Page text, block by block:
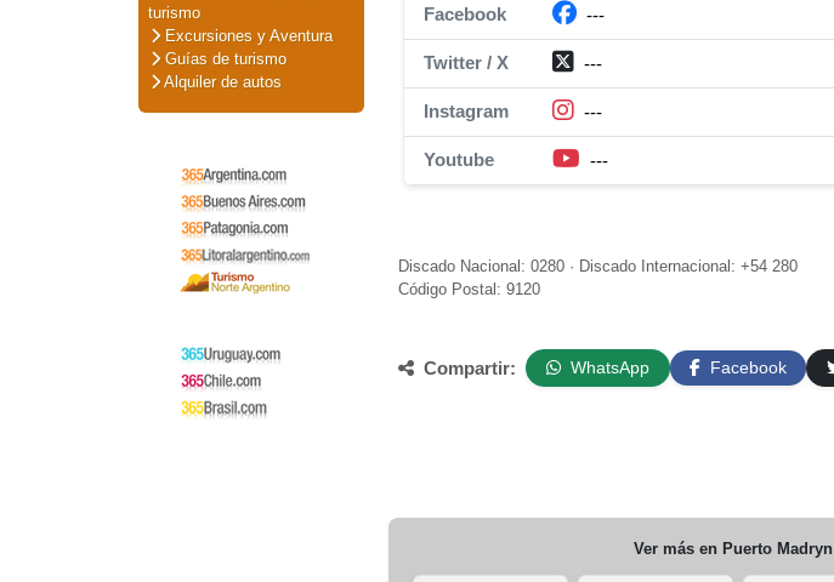
turismo
Excursiones y Aventura
Guías de turismo
Alquiler de autos
Facebook ---
Twitter / X ---
Instagram ---
Youtube ---
Discado Nacional: 0280 · Discado Internacional: +54 280
Código Postal: 9120
Compartir: WhatsApp Facebook
Ver más en Puerto Madryn